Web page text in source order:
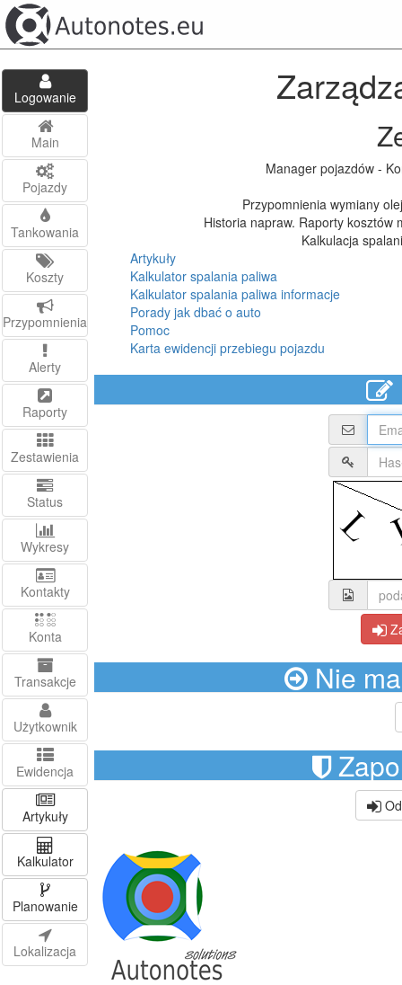
Logowanie
Main
Pojazdy
Tankowania
Koszty
Przypomnienia
Alerty
Raporty
Zestawienia
Status
Wykresy
Kontakty
Konta
Transakcje
Użytkownik
Ewidencja
Artykuły
Kalkulator
Planowanie
Lokalizacja
Manager pojazdów -
Przypomnienia wymiany
Historia napraw. Raporty kosztów
Kalkulacja
Artykuły
Kalkulator spalania paliwa
Kalkulator spalania paliwa informacje
Porady jak dbać o auto
Pomoc
Karta ewidencji przebiegu pojazdu
Nie